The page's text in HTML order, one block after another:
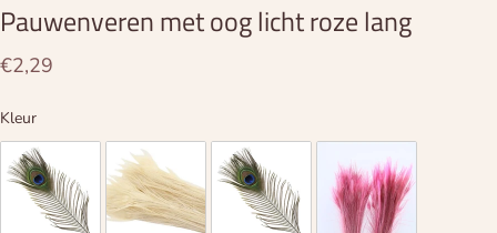
Pauwenverenmetooglichtrozelang
€2,29
KleurKleur